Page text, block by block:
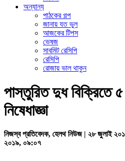
অন্যান্য
পাঠকের গল্প
জানায় যত ভুল
আজকের টিপস
ভেষজ
সাবমিট রেসিপি
রেসিপি
রোজায় ভাল থাকুন
পাস্তুরিত দুধ বিক্রিতে
নিষেধাজ্ঞা
নিজস্ব প্রতিবেদক, হেলথ নিউজ | ২৮ জুলাই
২০১৯, ০৯:০৭